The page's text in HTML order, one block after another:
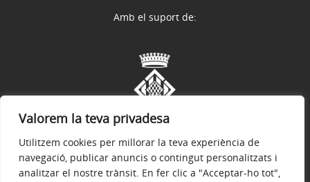
Valorem la teva privadesa
Utilitzem cookies per millorar la teva experiència de
navegació, publicar anuncis o contingut personalitzats i
analitzar el nostre trànsit. En fer clic a "Acceptar-ho tot",
Amb el suport de: